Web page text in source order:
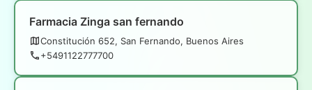
Farmacia Zinga san fernando
Constitución 652, San Fernando, Buenos Aires
+5491122777700